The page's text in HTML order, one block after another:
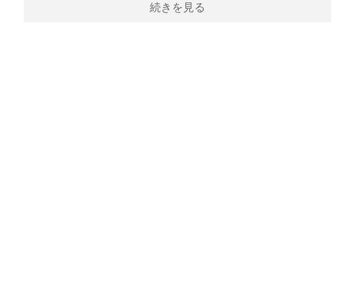
続きを見る